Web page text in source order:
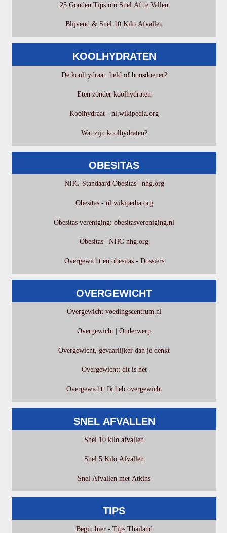
25 Gouden Tips om Snel Af te Vallen
Blijvend & Snel 10 Kilo Afvallen
KOOLHYDRATEN
De koolhydraat: held of boosdoener?
Eten zonder koolhydraten
Koolhydraat - nl.wikipedia.org
Wat zijn koolhydraten?
OBESITAS
NHG-Standaard Obesitas | nhg.org
Obesitas - nl.wikipedia.org
Obesitas vereniging: obesitasvereniging.nl
Obesitas | NHG nhg.org
Overgewicht en obesitas - Dossiers
OVERGEWICHT
Overgewicht voedingscentrum.nl
Overgewicht | Onderwerp
Overgewicht, gevaarlijker dan je denkt
Overgewicht: dit is het
Overgewicht: Ik heb overgewicht
SNEL AFVALLEN
Snel 10 kilo afvallen
Snel 5 Kilo Afvallen
Snel Afvallen met Atkins
TIPS
Begin hier - Tips Thailand